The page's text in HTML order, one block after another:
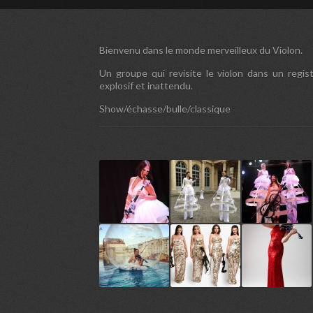
Bienvenu dans le monde merveilleux du Violon.
Un groupe qui revisite le violon dans un
explosif et inattendu.
Show/échasse/bulle/classique